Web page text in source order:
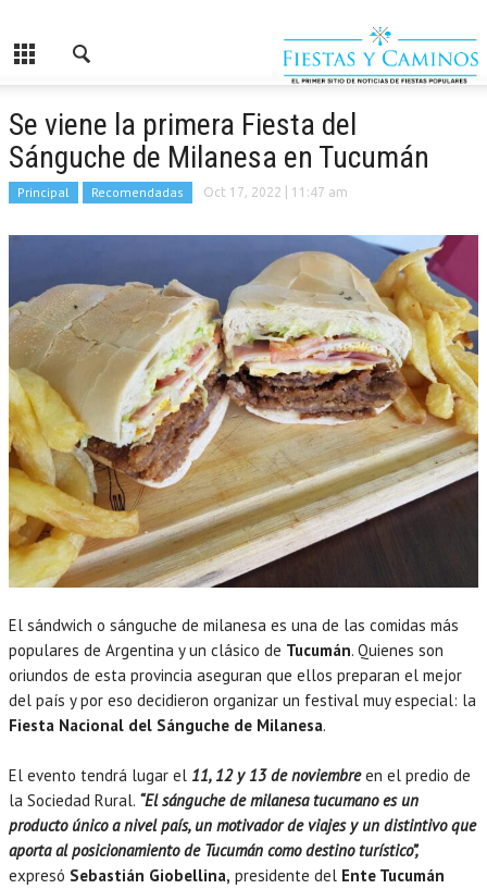
Se viene la primera Fiesta del
Sánguche de Milanesa en Tucumán
Principal Recomendadas Oct 17, 2022 | 11:47 am
El sándwich o sánguche de milanesa es una de las comidas más
populares de Argentina y un clásico de Tucumán. Quienes son
oriundos de esta provincia aseguran que ellos preparan el mejor
del país y por eso decidieron organizar un festival muy especial: la
Fiesta Nacional del Sánguche de Milanesa.
El evento tendrá lugar el 11, 12 y 13 de noviembreen el predio de
la Sociedad Rural. “El sánguche de milanesa tucumano es un
producto único a nivel país, un motivador de viajes y un distintivo que
aporta al posicionamiento de Tucumán como destino turístico”,
expresó Sebastián Giobellina, presidente del Ente Tucumán